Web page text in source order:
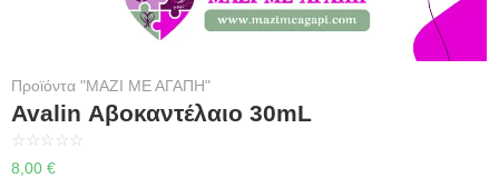
Προϊόντα "ΜΑΖΙ ΜΕ ΑΓΑΠΗ"
Avalin Αβοκαντέλαιο 30mL
☆ ☆ ☆ ☆ ☆
8,00 €